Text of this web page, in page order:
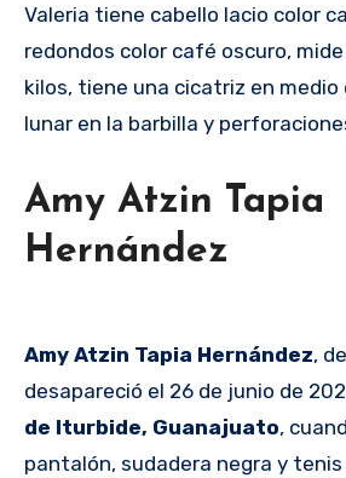
Valeria tiene cabello lacio color
redondos color café oscuro, mide
kilos, tiene una cicatriz en medio
lunar en la barbilla y
Amy Atzin Tapia
Hernández
Amy Atzin Tapia Hernández,
desapareció el 26 de junio de
de Iturbide, Guanajuato,
pantalón, sudadera negra y tenis